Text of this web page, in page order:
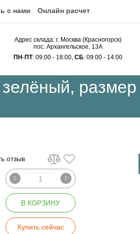
с нами Онлайн расчет
Адрес склада: г. Москва (Красногорск)
пос. Архангельское, 13А
ПН-ПТ: 09:00 - 18:00, СБ: 09:00 - 14:00
отзыв
В КОРЗИНУ
Купить сейчас